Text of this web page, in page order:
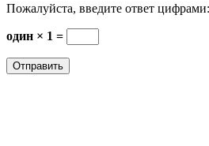
Пожалуйста, введите ответ цифрами:
один × 1 =